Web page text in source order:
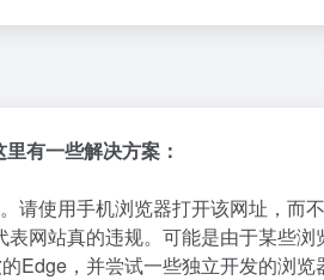
有一些解决方案：
请使用手机浏览器打开该网址，而
表网站真的违规。可能是由于某些
Edge，并尝试一些独立开发的浏